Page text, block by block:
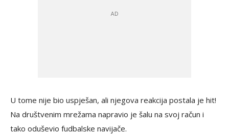
U tome nije bio uspješan, ali njegova reakcija postala je hit!
Na društvenim mrežama napravio je šalu na svoj račun i
tako oduševio fudbalske navijače.